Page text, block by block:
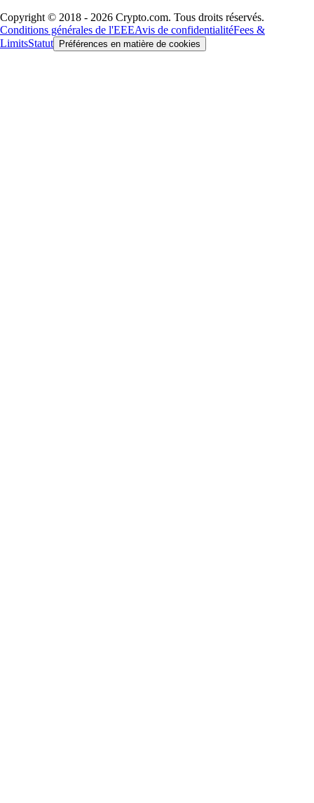
Copyright © 2018 - 2026 Crypto.com. Tous droits réservés.
Conditions générales de l'EEEAvis de confidentialitéFees &
LimitsStatut Préférences en matière de cookies